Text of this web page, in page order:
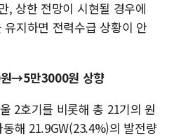
, 상한 전망이 시현될 경우에
지하면 전력수급 상황이 안
→5만3000원 상향
2호기를 비롯해 총 21기의 원
해 21.9GW(23.4%)의 발전량